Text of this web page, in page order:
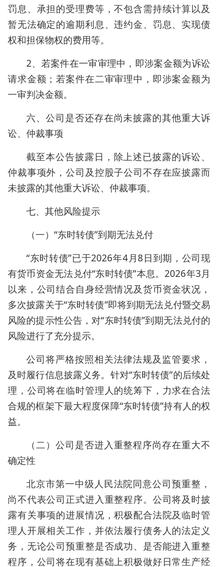
罚息、承担的受理费等，不包含需持续计算以及
暂无法确定的逾期利息、违约金、罚息、实现债
权和担保物权的费用等。
2、若案件在一审审理中，即涉案金额为诉讼
请求金额；若案件在二审审理中，即涉案金额为
一审判决金额。
六、公司是否还存在尚未披露的其他重大诉
讼、仲裁事项
截至本公告披露日，除上述已披露的诉讼、
仲裁事项外，公司及控股子公司不存在应披露而
未披露的其他重大诉讼、仲裁事项。
七、其他风险提示
（一）“东时转债”到期无法兑付
“东时转债”已于2026年4月8日到期，公司现
有货币资金无法兑付“东时转债”本息。2026年3月
以来，公司结合自身经营情况及货币资金状况，
多次披露关于“东时转债”即将到期无法兑付暨交易
风险的提示性公告，对“东时转债”到期无法兑付的
风险进行了充分提示。
公司将严格按照相关法律法规及监管要求，
及时履行信息披露义务。针对“东时转债”的后续处
理，公司将在临时管理人的统筹下，力求在合法
合规的框架下最大程度保障“东时转债”持有人的权
益。
（二）公司是否进入重整程序尚存在重大不
确定性
北京市第一中级人民法院同意公司预重整，
尚不代表公司正式进入重整程序。公司将及时披
露有关事项的进展情况，积极配合法院及临时管
理人开展相关工作，并依法履行债务人的法定义
务，无论公司预重整是否成功、是否能进入重整
程序，公司将在现有基础上积极做好日常生产经